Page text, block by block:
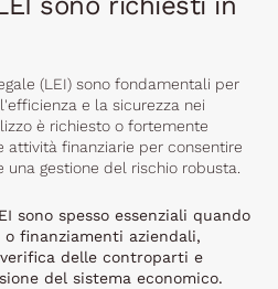
(LEI) sono fondamentali per
e la sicurezza nei
è richiesto o fortemente
attività finanziarie per consentire
una gestione del rischio robusta.
sono spesso essenziali quando
finanziamenti aziendali,
delle controparti e
del sistema economico.